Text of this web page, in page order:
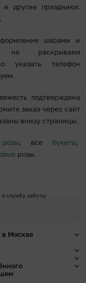
другие праздники.
шарами и
раскрываем
указать телефон
подтверждена
заказ через сайт
внизу страницы.
розы, все букеты,
розы.
службу заботы
в Москве
на сайте flor2u.ru, по
добавить подарок
линии или в чате,